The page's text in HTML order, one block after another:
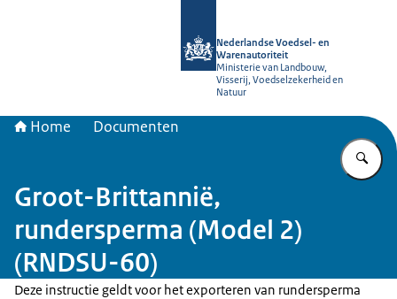
Nederlandse Voedsel- en
Warenautoriteit
Ministerie van Landbouw,
Visserij, Voedselzekerheid en
Natuur
Home Documenten
Groot-Brittannië,
rundersperma (Model 2)
(RNDSU-60)
Deze instructie geldt voor het exporteren van rundersperma